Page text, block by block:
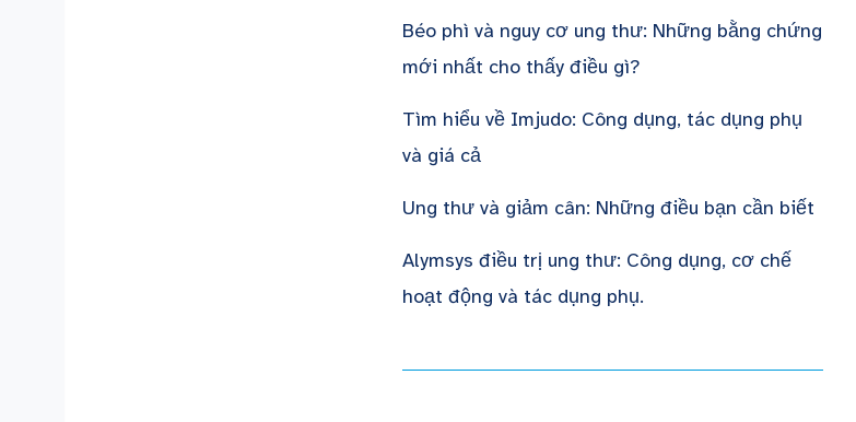
Béo phì và nguy cơ ung thư: Những bằng chứng
mới nhất cho thấy điều gì?
Tìm hiểu về Imjudo: Công dụng, tác dụng phụ
và giá cả
Ung thư và giảm cân: Những điều bạn cần biết
Alymsys điều trị ung thư: Công dụng, cơ chế
hoạt động và tác dụng phụ.